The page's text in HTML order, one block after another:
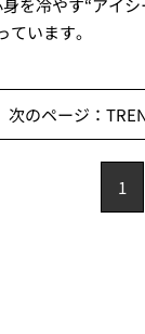
を冷やす“アイ
います。
次のページ：
1